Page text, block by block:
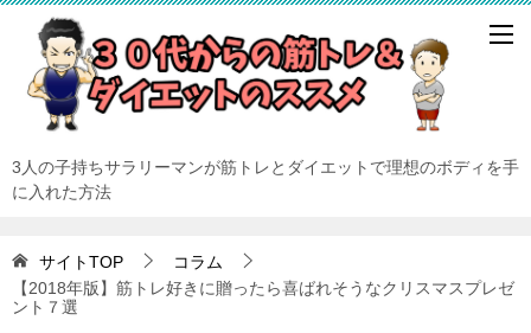
3人の子持ちサラリーマンが筋トレとダイエットで理想のボディを手
に入れた方法
サイトTOP
コラム
【2018年版】筋トレ好きに贈ったら喜ばれそうなクリスマスプレゼ
ント７選